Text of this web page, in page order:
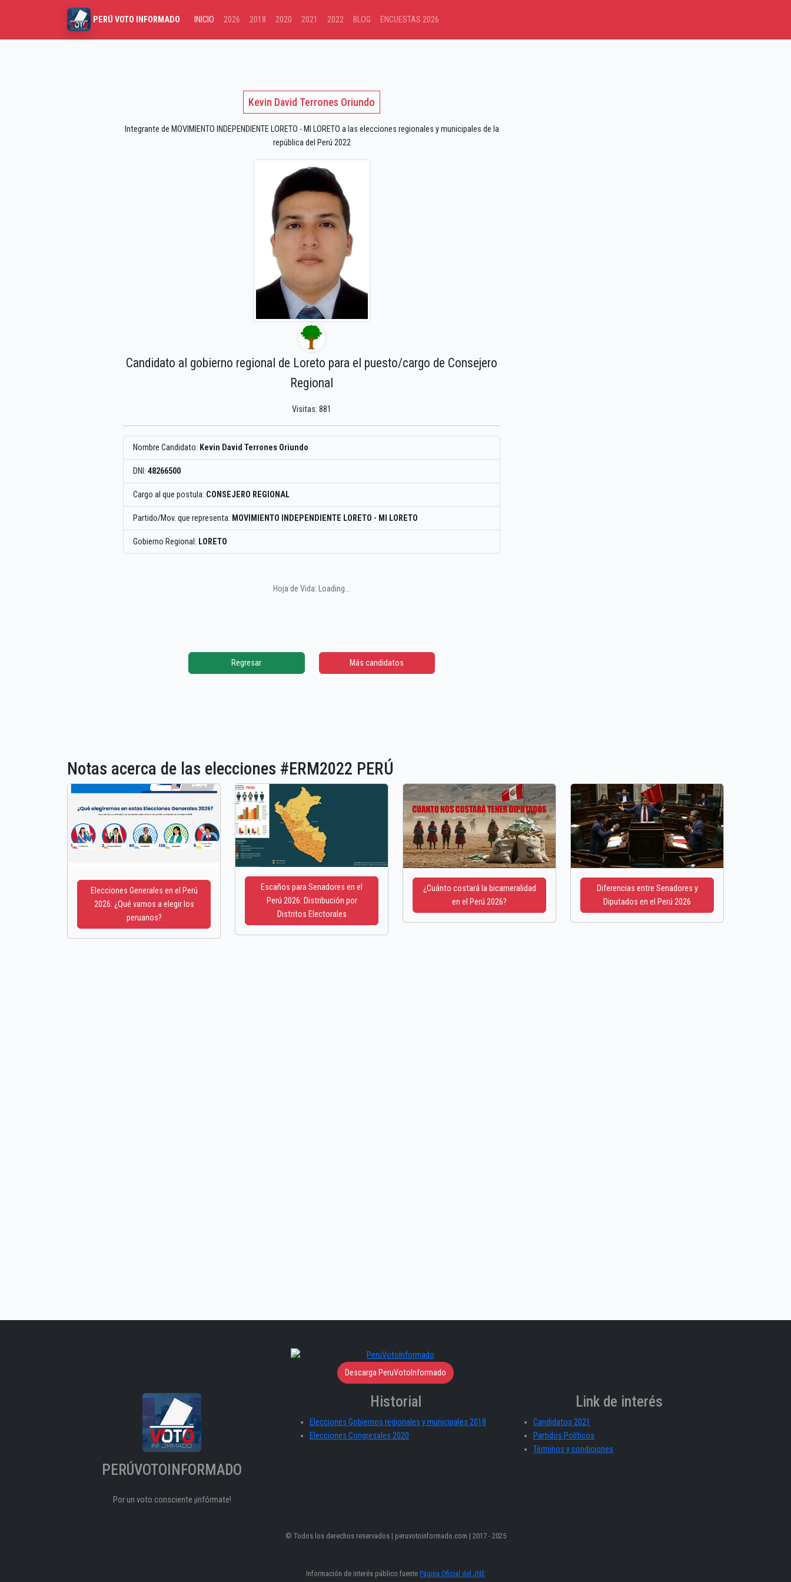
PERÚ VOTO INFORMADO INICIO 2026 2018 2020 2021 2022 BLOG ENCUESTAS 2026
Kevin David Terrones Oriundo
Integrante de MOVIMIENTO INDEPENDIENTE LORETO - MI LORETO a las elecciones regionales y municipales de la
república del Perú 2022
Candidato al gobierno regional de Loreto para el puesto/cargo de Consejero
Regional
Visitas: 881
Nombre Candidato: Kevin David Terrones Oriundo
DNI: 48266500
Cargo al que postula: CONSEJERO REGIONAL
Partido/Mov. que representa: MOVIMIENTO INDEPENDIENTE LORETO - MI LORETO
Gobierno Regional: LORETO
Hoja de Vida: Loading...
Regresar Más candidatos
Notas acerca de las elecciones #ERM2022 PERÚ
Elecciones Generales en el Perú
2026: ¿Qué vamos a elegir los
peruanos?
Escaños para Senadores en el
Perú 2026: Distribución por
Distritos Electorales
¿Cuánto costará la bicameralidad
en el Perú 2026?
Diferencias entre Senadores y
Diputados en el Perú 2026
Descarga PeruVotoInformado
PERÚVOTOINFORMADO
Por un voto consciente ¡infórmate!
Historial
Elecciones Gobiernos regionales y municipales 2018
Elecciones Congresales 2020
Link de interés
Candidatos 2021
Partidos Políticos
Términos y condiciones
© Todos los derechos reservados | peruvotoinformado.com | 2017 - 2025
Información de interés público fuente Página Oficial del JNE